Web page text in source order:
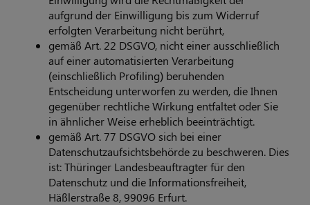
aufgrund der Einwilligung bis zum Widerruf
erfolgten Verarbeitung nicht berührt,
gemäß Art. 22 DSGVO, nicht einer ausschließlich
auf einer automatisierten Verarbeitung
(einschließlich Profiling) beruhenden
Entscheidung unterworfen zu werden, die Ihnen
gegenüber rechtliche Wirkung entfaltet oder Sie
in ähnlicher Weise erheblich beeinträchtigt.
gemäß Art. 77 DSGVO sich bei einer
Datenschutzaufsichtsbehörde zu beschweren. Dies
ist: Thüringer Landesbeauftragter für den
Datenschutz und die Informationsfreiheit,
Häßlerstraße 8, 99096 Erfurt.